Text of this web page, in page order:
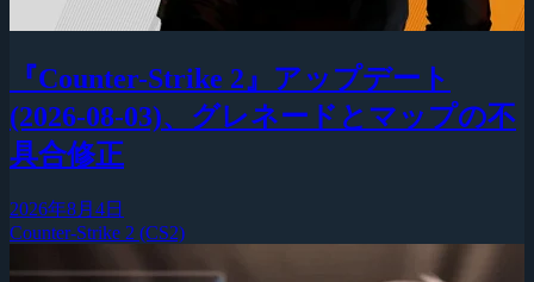
『Counter-Strike 2』アップデート
(2026-08-03)、グレネードとマップの不
具合修正
2026年8月4日
Counter-Strike 2 (CS2)